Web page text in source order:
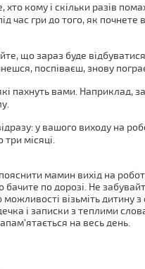
кому і скільки разів
час гри до того, як почнете
що зараз буде
поспіваєш, знову
пахнуть вами. Наприклад,
у вашого виходу на
місяці.
мамин вихід на
по дорозі. Не
візьміть дитину
і записки з теплими
на весь день.